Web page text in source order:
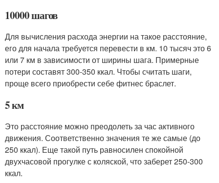
10000 шагов
Для вычисления расхода энергии на такое расстояние,
его для начала требуется перевести в км. 10 тысяч это 6
или 7 км в зависимости от ширины шага. Примерные
потери составят 300-350 ккал. Чтобы считать шаги,
проще всего приобрести себе фитнес браслет.
5 км
Это расстояние можно преодолеть за час активного
движения. Соответственно значения те же самые (до
250 ккал). Еще такой путь равносилен спокойной
двухчасовой прогулке с коляской, что заберет 250-300
ккал.